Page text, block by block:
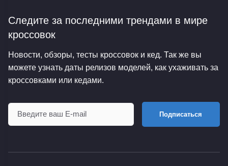
Следите за последними трендами в мире
кроссовок
Новости, обзоры, тесты кроссовок и кед. Так же вы
можете узнать даты релизов моделей, как ухаживать за
кроссовками или кедами.
Подписаться